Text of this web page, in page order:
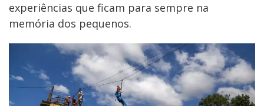
experiências que ficam para sempre na
memória dos pequenos.